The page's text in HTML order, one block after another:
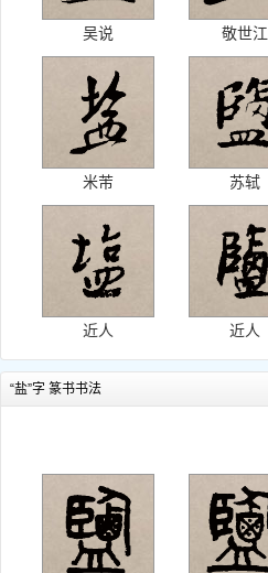
吴说 敬世江
米芾 苏轼
近人 近人
“盐”字 篆书书法